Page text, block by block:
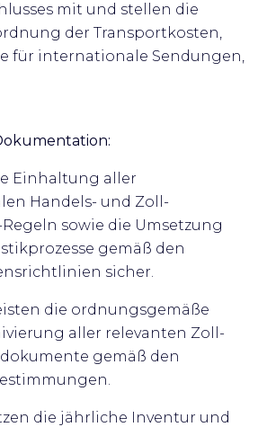
mit und stellen die
der Transportkosten,
für internationale Sendungen,
Einhaltung aller
Handels- und Zoll-
sowie die Umsetzung
gemäß den
sicher.
die ordnungsgemäße
aller relevanten Zoll-
gemäß den
die jährliche Inventur und